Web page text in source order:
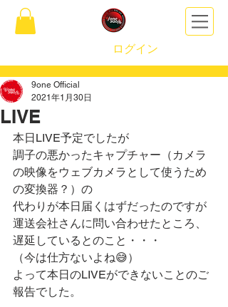
ログイン
LIVE
9one Official
2021年1月30日
本日LIVE予定でしたが
調子の悪かったキャプチャー（カメラ
の映像をウェブカメラとして使うため
の変換器？）の
代わりが本日届くはずだったのですが
運送会社さんに問い合わせたところ、
遅延しているとのこと・・・
（今は仕方ないよね😅）
よって本日のLIVEができないことのご
報告でした。